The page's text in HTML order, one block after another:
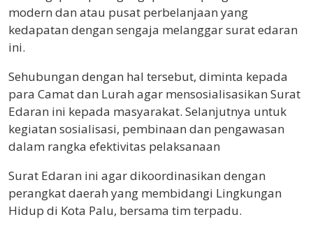
modern dan atau pusat perbelanjaan yang
kedapatan dengan sengaja melanggar surat edaran
ini.
Sehubungan dengan hal tersebut, diminta kepada
para Camat dan Lurah agar mensosialisasikan Surat
Edaran ini kepada masyarakat. Selanjutnya untuk
kegiatan sosialisasi, pembinaan dan pengawasan
dalam rangka efektivitas pelaksanaan
Surat Edaran ini agar dikoordinasikan dengan
perangkat daerah yang membidangi Lingkungan
Hidup di Kota Palu, bersama tim terpadu.